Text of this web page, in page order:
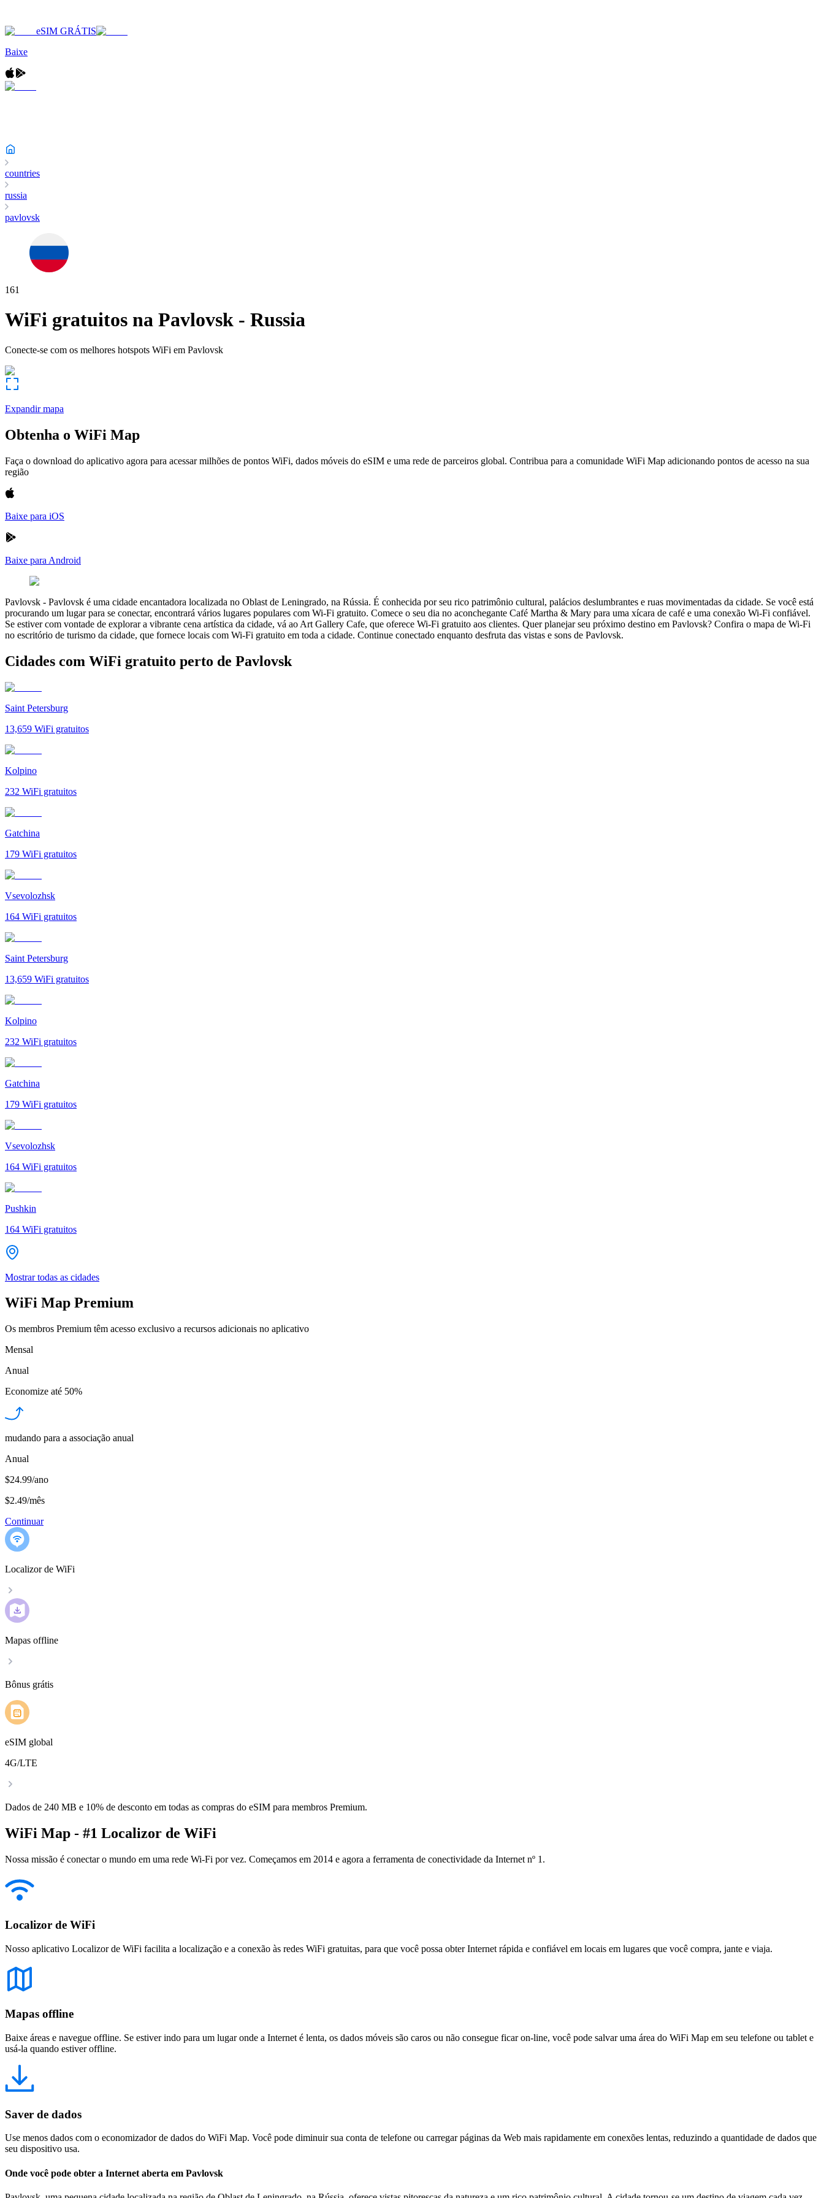
eSIM GRÁTIS
Baixe
countries
russia
pavlovsk
161
WiFi gratuitos na Pavlovsk - Russia
Conecte-se com os melhores hotspots WiFi em Pavlovsk
Expandir mapa
Obtenha o WiFi Map
Faça o download do aplicativo agora para acessar milhões de pontos WiFi, dados móveis do eSIM e uma rede de parceiros global. Contribua para a comunidade WiFi Map adicionando pontos de acesso na sua
região
Baixe para iOS
Baixe para Android
Pavlovsk - Pavlovsk é uma cidade encantadora localizada no Oblast de Leningrado, na Rússia. É conhecida por seu rico patrimônio cultural, palácios deslumbrantes e ruas movimentadas da cidade. Se você está
procurando um lugar para se conectar, encontrará vários lugares populares com Wi-Fi gratuito. Comece o seu dia no aconchegante Café Martha & Mary para uma xícara de café e uma conexão Wi-Fi confiável.
Se estiver com vontade de explorar a vibrante cena artística da cidade, vá ao Art Gallery Cafe, que oferece Wi-Fi gratuito aos clientes. Quer planejar seu próximo destino em Pavlovsk? Confira o mapa de Wi-Fi
no escritório de turismo da cidade, que fornece locais com Wi-Fi gratuito em toda a cidade. Continue conectado enquanto desfruta das vistas e sons de Pavlovsk.
Cidades com WiFi gratuito perto de Pavlovsk
Saint Petersburg
13,659 WiFi gratuitos
Kolpino
232 WiFi gratuitos
Gatchina
179 WiFi gratuitos
Vsevolozhsk
164 WiFi gratuitos
Saint Petersburg
13,659 WiFi gratuitos
Kolpino
232 WiFi gratuitos
Gatchina
179 WiFi gratuitos
Vsevolozhsk
164 WiFi gratuitos
Pushkin
164 WiFi gratuitos
Mostrar todas as cidades
WiFi Map Premium
Os membros Premium têm acesso exclusivo a recursos adicionais no aplicativo
Mensal
Anual
Economize até 50%
mudando para a associação anual
Anual
$24.99/ano
$2.49/mês
Continuar
Localizor de WiFi
Mapas offline
Bônus grátis
eSIM global
4G/LTE
Dados de 240 MB e 10% de desconto em todas as compras do eSIM para membros Premium.
WiFi Map - #1 Localizor de WiFi
Nossa missão é conectar o mundo em uma rede Wi-Fi por vez. Começamos em 2014 e agora a ferramenta de conectividade da Internet nº 1.
Localizor de WiFi
Nosso aplicativo Localizor de WiFi facilita a localização e a conexão às redes WiFi gratuitas, para que você possa obter Internet rápida e confiável em locais em lugares que você compra, jante e viaja.
Mapas offline
Baixe áreas e navegue offline. Se estiver indo para um lugar onde a Internet é lenta, os dados móveis são caros ou não consegue ficar on-line, você pode salvar uma área do WiFi Map em seu telefone ou tablet e
usá-la quando estiver offline.
Saver de dados
Use menos dados com o economizador de dados do WiFi Map. Você pode diminuir sua conta de telefone ou carregar páginas da Web mais rapidamente em conexões lentas, reduzindo a quantidade de dados que
seu dispositivo usa.
Onde você pode obter a Internet aberta em Pavlovsk